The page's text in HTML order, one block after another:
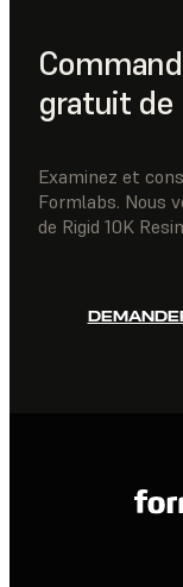
gratuit de
Examinez et
Formlabs. Nous
de Rigid 10K